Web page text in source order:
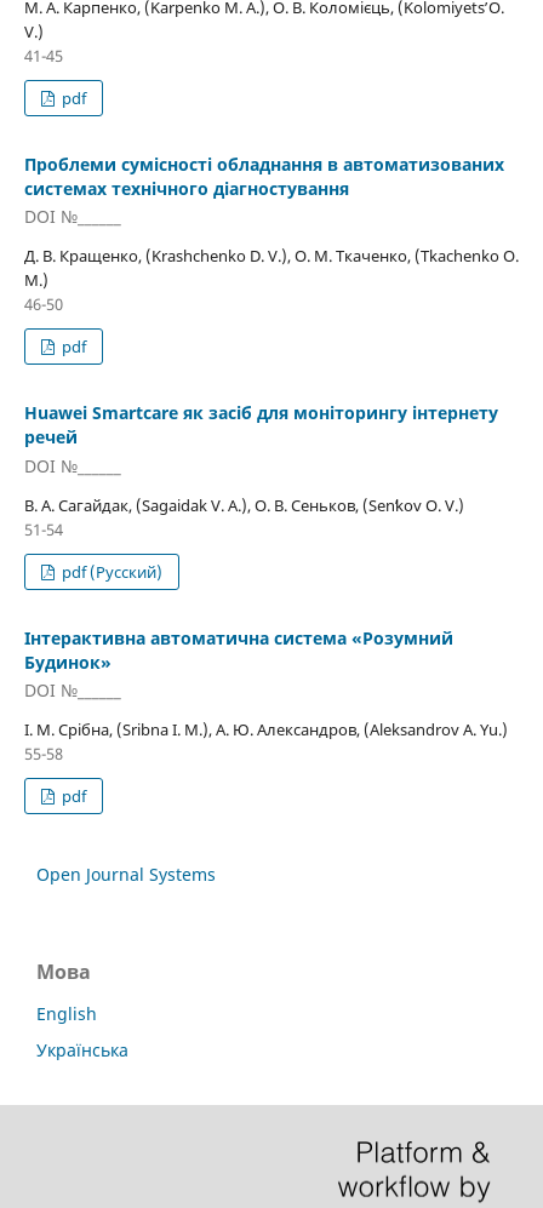
М. А. Карпенко, (Karpenko M. A.), О. В. Коломiєць, (Kolomiyetsʹ O.
V.)
41-45
pdf
Проблеми сумісності обладнання в автоматизованих
системах технічного діагностування
DOI №______
Д. В. Кращенко, (Krashchenko D. V.), О. М. Ткаченко, (Tkachenko O.
M.)
46-50
pdf
Huawei Smartcare як засіб для моніторингу інтернету
речей
DOI №______
В. А. Сагайдак, (Sagaidak V. A.), О. В. Сеньков, (Senʹkov O. V.)
51-54
pdf (Русский)
Інтерактивна автоматична система «Розумний
Будинок»
DOI №______
І. М. Срібна, (Sribna I. M.), А. Ю. Александров, (Aleksandrov A. Yu.)
55-58
pdf
Open Journal Systems
Мова
English
Українська